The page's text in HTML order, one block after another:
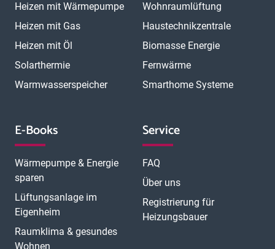
Heizen mit Wärmepumpe
Heizen mit Gas
Heizen mit Öl
Solarthermie
Warmwasserspeicher
Wohnraumlüftung
Haustechnikzentrale
Biomasse Energie
Fernwärme
Smarthome Systeme
E-Books
Wärmepumpe & Energie
sparen
Lüftungsanlage im
Eigenheim
Raumklima & gesundes
Wohnen
Service
FAQ
Über uns
Registrierung für
Heizungsbauer